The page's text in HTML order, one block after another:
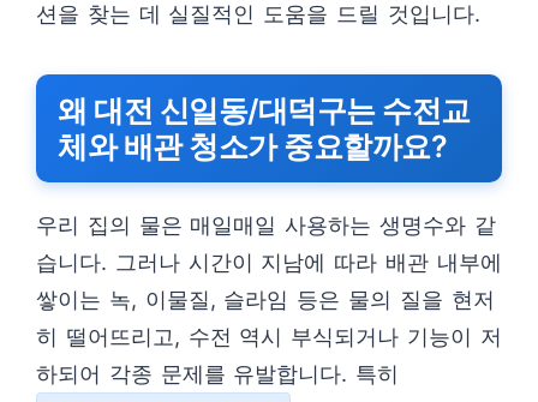
션을 찾는 데 실질적인 도움을 드릴 것입니다.
왜 대전 신일동/대덕구는 수전교
체와 배관 청소가 중요할까요?
우리 집의 물은 매일매일 사용하는 생명수와 같
습니다. 그러나 시간이 지남에 따라 배관 내부에
쌓이는 녹, 이물질, 슬라임 등은 물의 질을 현저
히 떨어뜨리고, 수전 역시 부식되거나 기능이 저
하되어 각종 문제를 유발합니다. 특히